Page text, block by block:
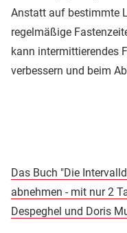
Anstatt auf bestimmte
regelmäßige
kann intermittierendes
verbessern und beim
Das Buch "Die
abnehmen - mit nur 2
Despeghel und Doris